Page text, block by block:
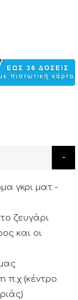
γκρι ματ -
ζευγάρι
και οι
π.χ (κέντρο